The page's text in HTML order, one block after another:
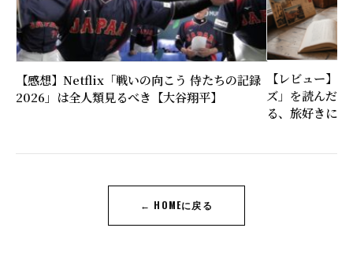
【感想】Netflix「戦いの向こう 侍たちの記録
2026」は全人類見るべき【大谷翔平】
【レビュー】
ズ」を読んだ
る、旅好きに
← HOMEに戻る